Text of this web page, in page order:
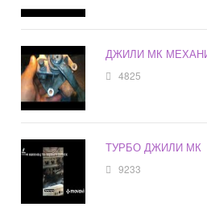
ДЖИЛИ МК
4825
ТУРБО ДЖИЛИ МК
9233